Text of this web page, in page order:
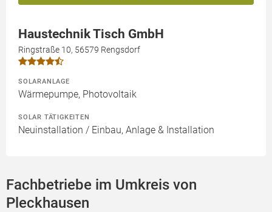
Haustechnik Tisch GmbH
Ringstraße 10, 56579 Rengsdorf
SOLARANLAGE
Wärmepumpe, Photovoltaik
SOLAR TÄTIGKEITEN
Neuinstallation / Einbau, Anlage & Installation
Fachbetriebe im Umkreis von
Pleckhausen